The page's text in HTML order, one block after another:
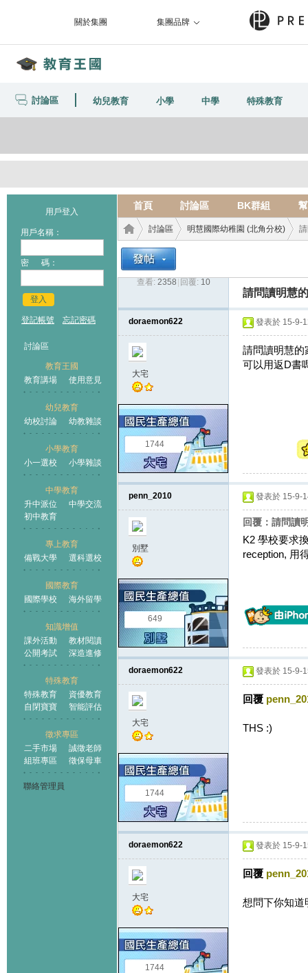
關於集團 集團品牌
討論區 幼兒教育 小學 中學 特殊教育
用戶登入
用戶名稱：
密 碼：
登入
登記帳號 忘記密碼
討論區
教育王國
教育講場
使用意見
幼兒教育
幼校討論
幼教雜談
小學教育
小一選校
小學雜談
中學教育
升中派位
中學交流
初中教育
專上教育
備戰大學
選科選校
國際教育
國際學校
海外留學
知識增值
課外活動
教材閱讀
公開考試
深造進修
特殊教育
特殊教育
資優教育
自閉寶寶
智能評估
徵求專區
二手市場
誠徵老師
組班專區
徵保母車
聯絡管理員
首頁 討論區 BK群組
王國
›
討論區
›
明慧國際幼稚園 (北角分校)
›
查看: 2358 回覆: 10
請問讀明慧
doraemon622
大宅
1744
發表於 15-9-
請問讀明慧的
可以用返D書
penn_2010
別墅
649
發表於 15-9-
回覆：請問讀
K2 學校要求
reception, 用
doraemon622
大宅
1744
發表於 15-9-
回覆
THS :)
doraemon622
大宅
1744
發表於 15-9-
回覆
想問下你知道